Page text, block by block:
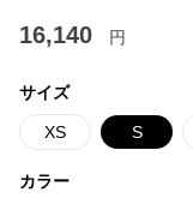
16,140 円
サイズ
XS S
カラー